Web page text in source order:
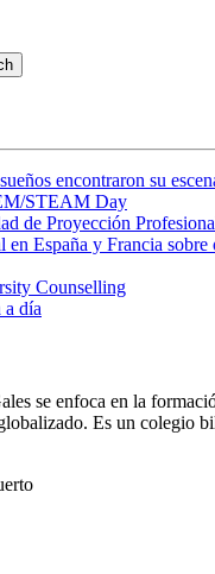
encontraron su
STEAM Day
de Proyección
España y Francia
Counselling
a día
se enfoca en la
Es un colegio